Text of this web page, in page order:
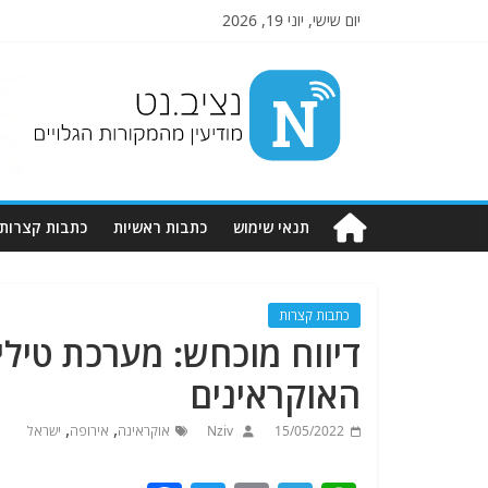
יום שישי, יוני 19, 2026
Nziv.net
מודיעין
מהמקורות
תנאי שימוש כתבות ראשיות כתבות קצרות
כתבות קצרות
האוקראינים
15/05/2022
Nziv אוקראינה, אירופה, ישראל